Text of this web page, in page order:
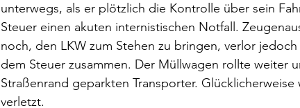
unterwegs, als er plötzlich die Kontrolle über sein
Steuer einen akuten internistischen Notfall.
noch, den LKW zum Stehen zu bringen, verlor
dem Steuer zusammen. Der Müllwagen rollte weiter
Straßenrand geparkten Transporter.
verletzt.